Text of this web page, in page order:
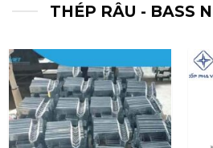
THÉP RÂU - BASS